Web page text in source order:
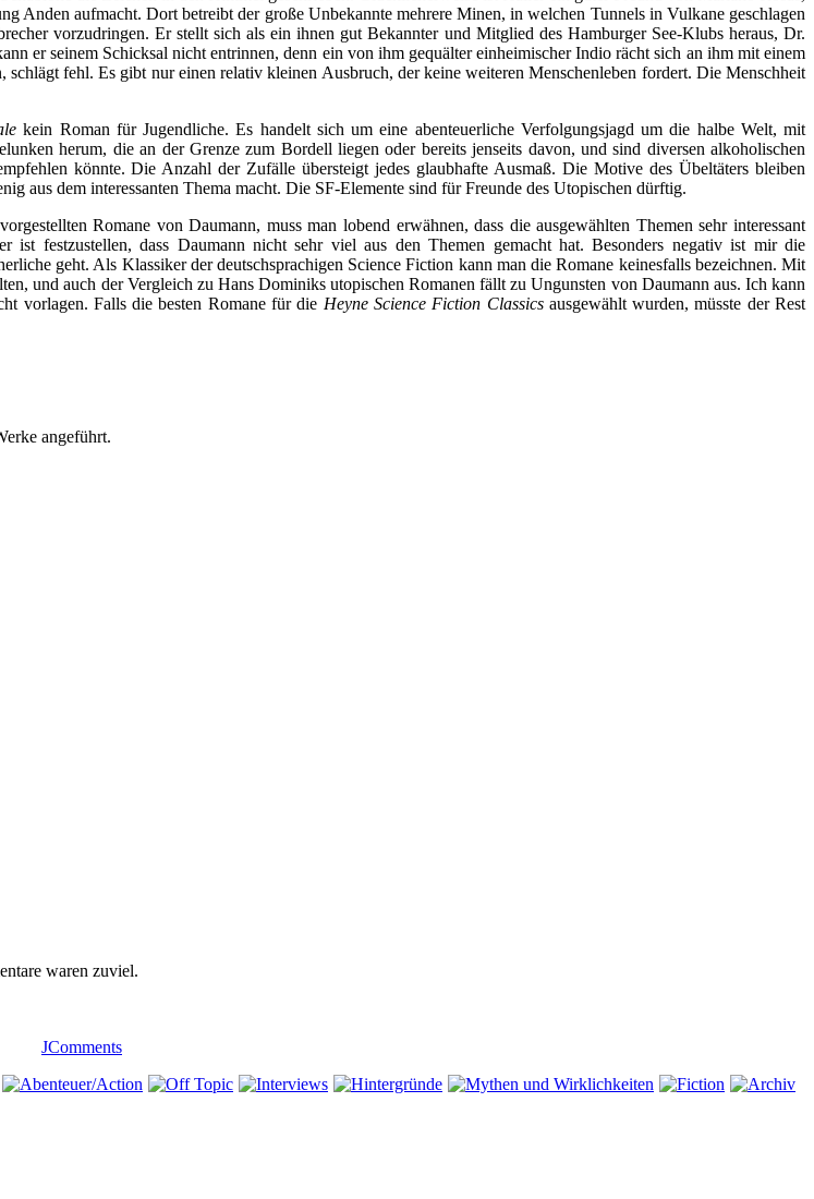
Anden aufmacht. Dort betreibt der große Unbekannte mehrere Minen, in welchen Tunnels in Vulkane geschlagen
vorzudringen. Er stellt sich als ein ihnen gut Bekannter und Mitglied des Hamburger See-Klubs heraus, Dr.
er seinem Schicksal nicht entrinnen, denn ein von ihm gequälter einheimischer Indio rächt sich an ihm mit einem
fehl. Es gibt nur einen relativ kleinen Ausbruch, der keine weiteren Menschenleben fordert. Die Menschheit
kein Roman für Jugendliche. Es handelt sich um eine abenteuerliche Verfolgungsjagd um die halbe Welt, mit
herum, die an der Grenze zum Bordell liegen oder bereits jenseits davon, und sind diversen alkoholischen
könnte. Die Anzahl der Zufälle übersteigt jedes glaubhafte Ausmaß. Die Motive des Übeltäters bleiben
aus dem interessanten Thema macht. Die SF-Elemente sind für Freunde des Utopischen dürftig.
Romane von Daumann, muss man lobend erwähnen, dass die ausgewählten Themen sehr interessant
festzustellen, dass Daumann nicht sehr viel aus den Themen gemacht hat. Besonders negativ ist mir die
geht. Als Klassiker der deutschsprachigen Science Fiction kann man die Romane keinesfalls bezeichnen. Mit
und auch der Vergleich zu Hans Dominiks utopischen Romanen fällt zu Ungunsten von Daumann aus. Ich kann
vorlagen. Falls die besten Romane für die Heyne Science Fiction Classicsausgewählt wurden, müsste der Rest
angeführt.
waren zuviel.
JComments